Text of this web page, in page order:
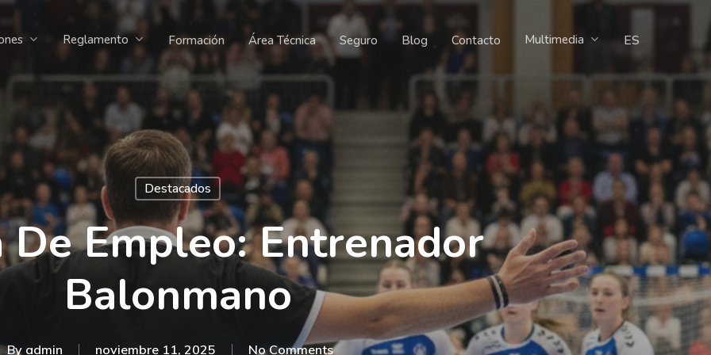
Comité de competición
Comité de apelación
Reglamento Formación Área Técnica Seguro Blog Contacto Multimedia ES
Destacados
Empleo: Entrenador
Balonmano
By admin noviembre 11, 2025 No Comments